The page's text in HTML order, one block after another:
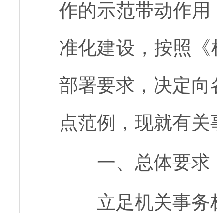
作的示范带动作用
准化建设，按照
部署要求，决定
点范例，现就有
一、总体要求
立足机关事